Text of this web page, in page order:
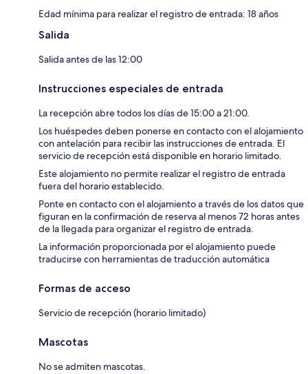
Edad mínima para realizar el registro de entrada: 18 años
Salida
Salida antes de las 12:00
Instrucciones especiales de entrada
La recepción abre todos los días de 15:00 a 21:00.
Los huéspedes deben ponerse en contacto con el alojamiento
con antelación para recibir las instrucciones de entrada. El
servicio de recepción está disponible en horario limitado.
Este alojamiento no permite realizar el registro de entrada
fuera del horario establecido.
Ponte en contacto con el alojamiento a través de los datos que
figuran en la confirmación de reserva al menos 72 horas antes
de la llegada para organizar el registro de entrada.
La información proporcionada por el alojamiento puede
traducirse con herramientas de traducción automática
Formas de acceso
Servicio de recepción (horario limitado)
Mascotas
No se admiten mascotas.